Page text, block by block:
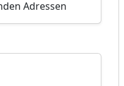
Adressen